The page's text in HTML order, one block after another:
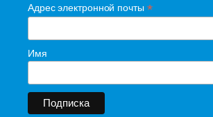
Адрес электронной почты *
Имя